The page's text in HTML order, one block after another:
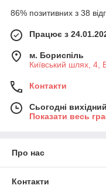
86% позитивних з 38
Працює з
м. Бориспіль
Київський шлях, 4,
Контакти
Сьогодні вихідний
Показати весь
Про нас
Контакти